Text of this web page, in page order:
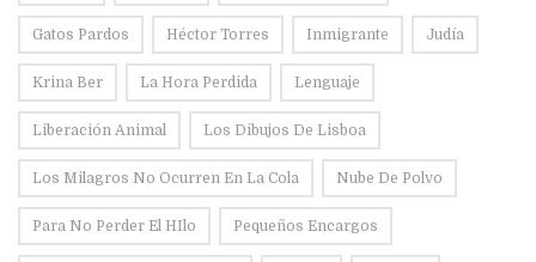
Gatos Pardos Héctor Torres Inmigrante Judía
Krina Ber La Hora Perdida Lenguaje
Liberación Animal Los Dibujos De Lisboa
Los Milagros No Ocurren En La Cola Nube De Polvo
Para No Perder El HIlo Pequeños Encargos